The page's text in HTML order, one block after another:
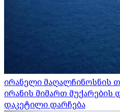
ირანელი მაღალჩინოსნის
ირანის მიმართ მუქარების
დაკეტილი დარჩება